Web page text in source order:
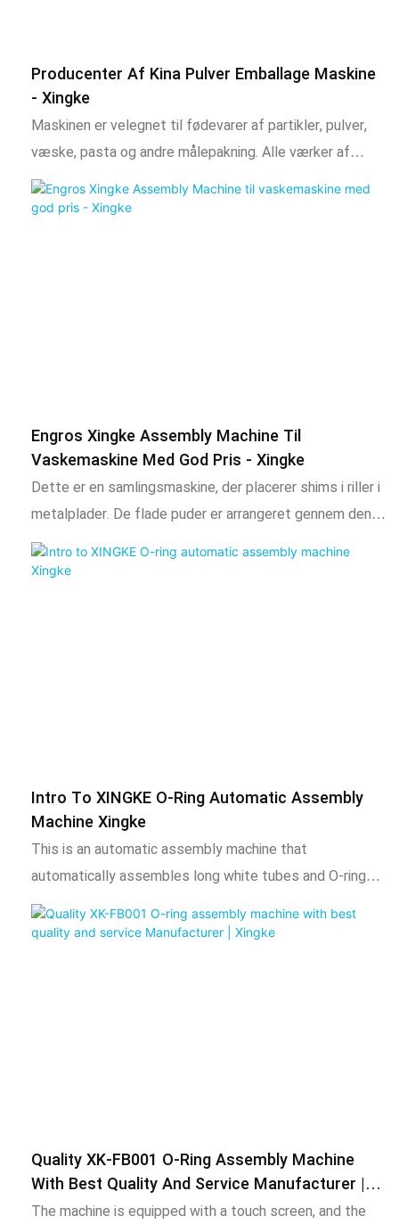
Producenter Af Kina Pulver Emballage Maskine
- Xingke
Maskinen er velegnet til fødevarer af partikler, pulver,
væske, pasta og andre målepakning. Alle værker af
taskefremstilling, måling, påfyldning, forsegling, skæring
og tælling kan udføres automatisk, på samme tid, det
Engros Xingke Assembly Machine Til
Vaskemaskine Med God Pris - Xingke
Dette er en samlingsmaskine, der placerer shims i riller i
metalplader. De flade puder er arrangeret gennem den
vibrerende plade, transporteret en efter en til en fast
position og derefter hentet af roboten og flyttet til
Intro To XINGKE O-Ring Automatic Assembly
Machine Xingke
This is an automatic assembly machine that
automatically assembles long white tubes and O-rings.
First, the vibration plate takes the material, and after
fixing the white tube, the mechanical arm enlarges the
Quality XK-FB001 O-Ring Assembly Machine
With Best Quality And Service Manufacturer |
Xingke
The machine is equipped with a touch screen, and the